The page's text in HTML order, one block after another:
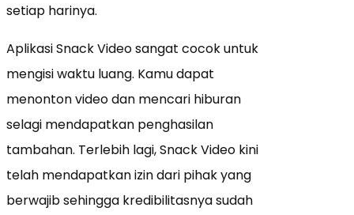
setiap harinya.
Aplikasi Snack Video sangat cocok untuk
mengisi waktu luang. Kamu dapat
menonton video dan mencari hiburan
selagi mendapatkan penghasilan
tambahan. Terlebih lagi, Snack Video kini
telah mendapatkan izin dari pihak yang
berwajib sehingga kredibilitasnya sudah